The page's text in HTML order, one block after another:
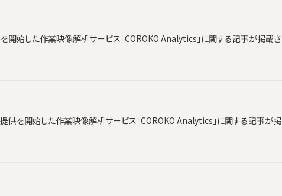
開始した作業映像解析サービス「COROKO Analytics」に関する記事が掲載さ
供を開始した作業映像解析サービス「COROKO Analytics」に関する記事が掲